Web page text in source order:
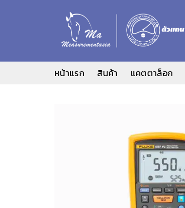
หน้าแรก สินค้า แคตตาล็อก